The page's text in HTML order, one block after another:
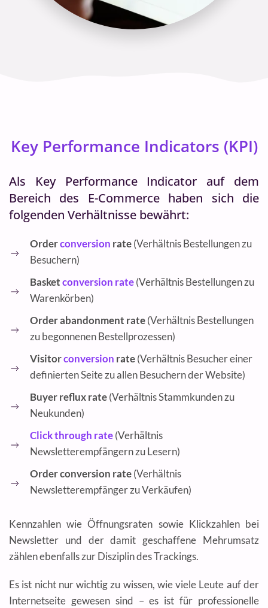
Key Performance Indicators (KPI)
Als Key Performance Indicator auf dem
Bereich des E-Commerce haben sich die
folgenden Verhältnisse bewährt:
Orderconversion rate(Verhältnis Bestellungen zu
Besuchern)
Basketconversion rate(Verhältnis Bestellungen zu
Warenkörben)
Order abandonment rate(Verhältnis Bestellungen
zu begonnenen Bestellprozessen)
Visitorconversion rate(Verhältnis Besucher einer
definierten Seite zu allen Besuchern der Website)
Buyer reflux rate(Verhältnis Stammkunden zu
Neukunden)
Click through rate(Verhältnis
Newsletterempfängern zu Lesern)
Order conversion rate(Verhältnis
Newsletterempfänger zu Verkäufen)
Kennzahlen wie Öffnungsraten sowie Klickzahlen bei
Newsletter und der damit geschaffene Mehrumsatz
zählen ebenfalls zur Disziplin des Trackings.
Es ist nicht nur wichtig zu wissen, wie viele Leute auf der
Internetseite gewesen sind – es ist für professionelle